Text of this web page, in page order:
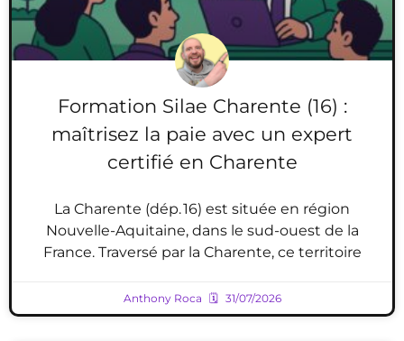
Formation Silae Charente (16) :
maîtrisez la paie avec un expert
certifié en Charente
La Charente (dép. 16) est située en région
Nouvelle-Aquitaine, dans le sud-ouest de la
France. Traversé par la Charente, ce territoire
Anthony Roca 31/07/2026